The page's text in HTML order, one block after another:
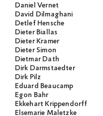
Daniel Vernet
David Dilmaghani
Detlef Hensche
Dieter Biallas
Dieter Kramer
Dieter Simon
Dietmar Dath
Dirk Darmstaedter
Dirk Pilz
Eduard Beaucamp
Egon Bahr
Ekkehart Krippendorff
Elsemarie Maletzke